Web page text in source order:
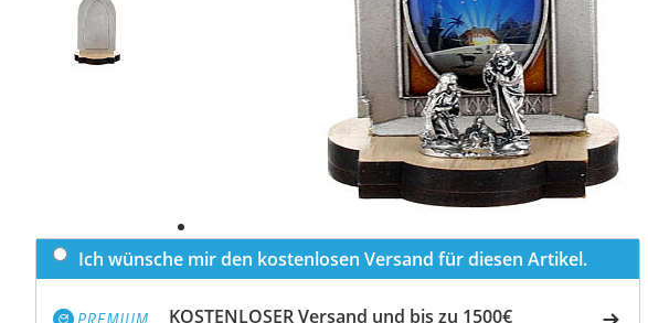
Ich wünsche mir den kostenlosen Versand für diesen Artikel.
KOSTENLOSER Versand und bis zu 1500€